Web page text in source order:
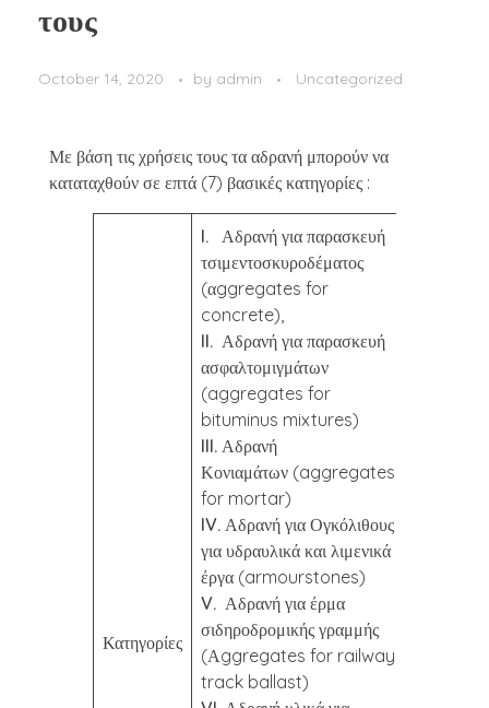
τους
October 14, 2020 by admin Uncategorized
Με βάση τις χρήσεις τους τα αδρανή μπορούν να
καταταχθούν σε επτά (7) βασικές κατηγορίες :
Κατηγορίες
I. Αδρανή για παρασκευή
τσιμεντοσκυροδέματος
(αggregates for
concrete),
II. Αδρανή για παρασκευή
ασφαλτομιγμάτων
(aggregates for
bituminus mixtures)
III. Αδρανή
Κονιαμάτων (aggregates
for mortar)
IV. Αδρανή για Ογκόλιθους
για υδραυλικά και λιμενικά
έργα (armourstones)
V. Αδρανή για έρμα
σιδηροδρομικής γραμμής
(Αggregates for railway
track ballast)